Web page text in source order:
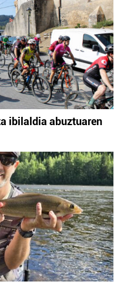
gero, teknologia hori
ematen diguzu.Gehiago
ibilaldia abuztuaren